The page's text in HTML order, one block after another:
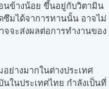
นข้างน้อย ขึ้นอยู่กับวิตามิน
ซึมได้จาการทานนั้น อาจไม่
จะส่งผลต่อการทำงานของ
ย่างมากในต่างประเทศ
ในประเทศไทย กำลังเป็นที่